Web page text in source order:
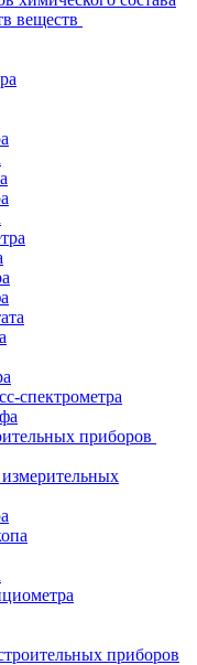
веществ
спектрометра
приборов
приборов